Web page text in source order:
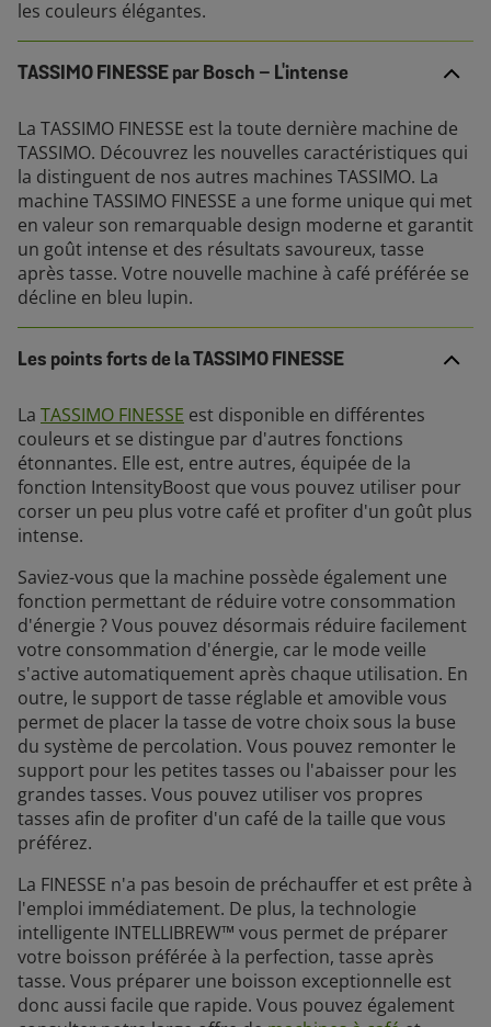
les couleurs élégantes.
TASSIMO FINESSE par Bosch – L'intense
La TASSIMO FINESSE est la toute dernière machine de
TASSIMO. Découvrez les nouvelles caractéristiques qui
la distinguent de nos autres machines TASSIMO. La
machine TASSIMO FINESSE a une forme unique qui met
en valeur son remarquable design moderne et garantit
un goût intense et des résultats savoureux, tasse
après tasse. Votre nouvelle machine à café préférée se
décline en bleu lupin.
Les points forts de la TASSIMO FINESSE
La TASSIMO FINESSE est disponible en différentes
couleurs et se distingue par d'autres fonctions
étonnantes. Elle est, entre autres, équipée de la
fonction IntensityBoost que vous pouvez utiliser pour
corser un peu plus votre café et profiter d'un goût plus
intense.
Saviez-vous que la machine possède également une
fonction permettant de réduire votre consommation
d'énergie ? Vous pouvez désormais réduire facilement
votre consommation d'énergie, car le mode veille
s'active automatiquement après chaque utilisation. En
outre, le support de tasse réglable et amovible vous
permet de placer la tasse de votre choix sous la buse
du système de percolation. Vous pouvez remonter le
support pour les petites tasses ou l'abaisser pour les
grandes tasses. Vous pouvez utiliser vos propres
tasses afin de profiter d'un café de la taille que vous
préférez.
La FINESSE n'a pas besoin de préchauffer et est prête à
l'emploi immédiatement. De plus, la technologie
intelligente INTELLIBREW™ vous permet de préparer
votre boisson préférée à la perfection, tasse après
tasse. Vous préparer une boisson exceptionnelle est
donc aussi facile que rapide. Vous pouvez également